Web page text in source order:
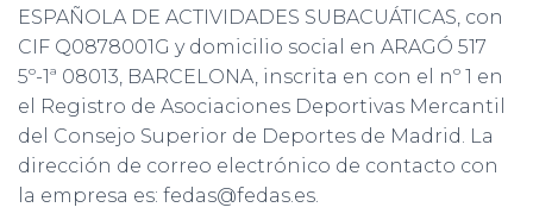
ESPAÑOLA DE ACTIVIDADES SUBACUÁTICAS, con
CIF Q0878001G y domicilio social en ARAGÓ 517
5º-1ª 08013, BARCELONA, inscrita en con el nº 1 en
el Registro de Asociaciones Deportivas Mercantil
del Consejo Superior de Deportes de Madrid. La
dirección de correo electrónico de contacto con
la empresa es: fedas@fedas.es.